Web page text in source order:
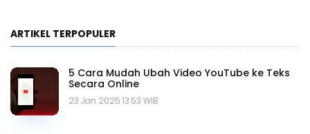
ARTIKEL TERPOPULER
5 Cara Mudah Ubah Video YouTube ke Teks
Secara Online
23 Jan 2025 13.53 WIB